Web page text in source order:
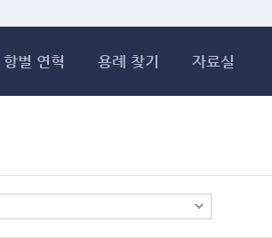
항별 연혁 용례 찾기 자료실